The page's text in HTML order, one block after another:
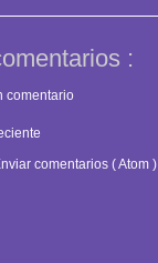
:
comentario
comentarios ( Atom )